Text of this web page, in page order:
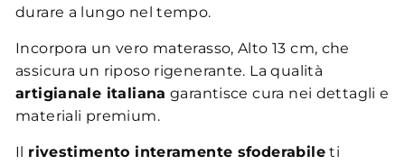
durare a lungo nel tempo.
Incorpora un vero materasso, Alto 13 cm, che
assicura un riposo rigenerante. La qualità
artigianale italiana garantisce cura nei dettagli e
materiali premium.
Il rivestimento interamente sfoderabileti